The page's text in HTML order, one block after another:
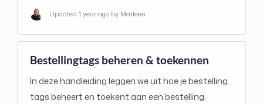
Updated 1 year ago by Marleen
Bestellingtags beheren & toekennen
In deze handleiding leggen we uit hoe je bestelling
tags beheert en toekent aan een bestelling.